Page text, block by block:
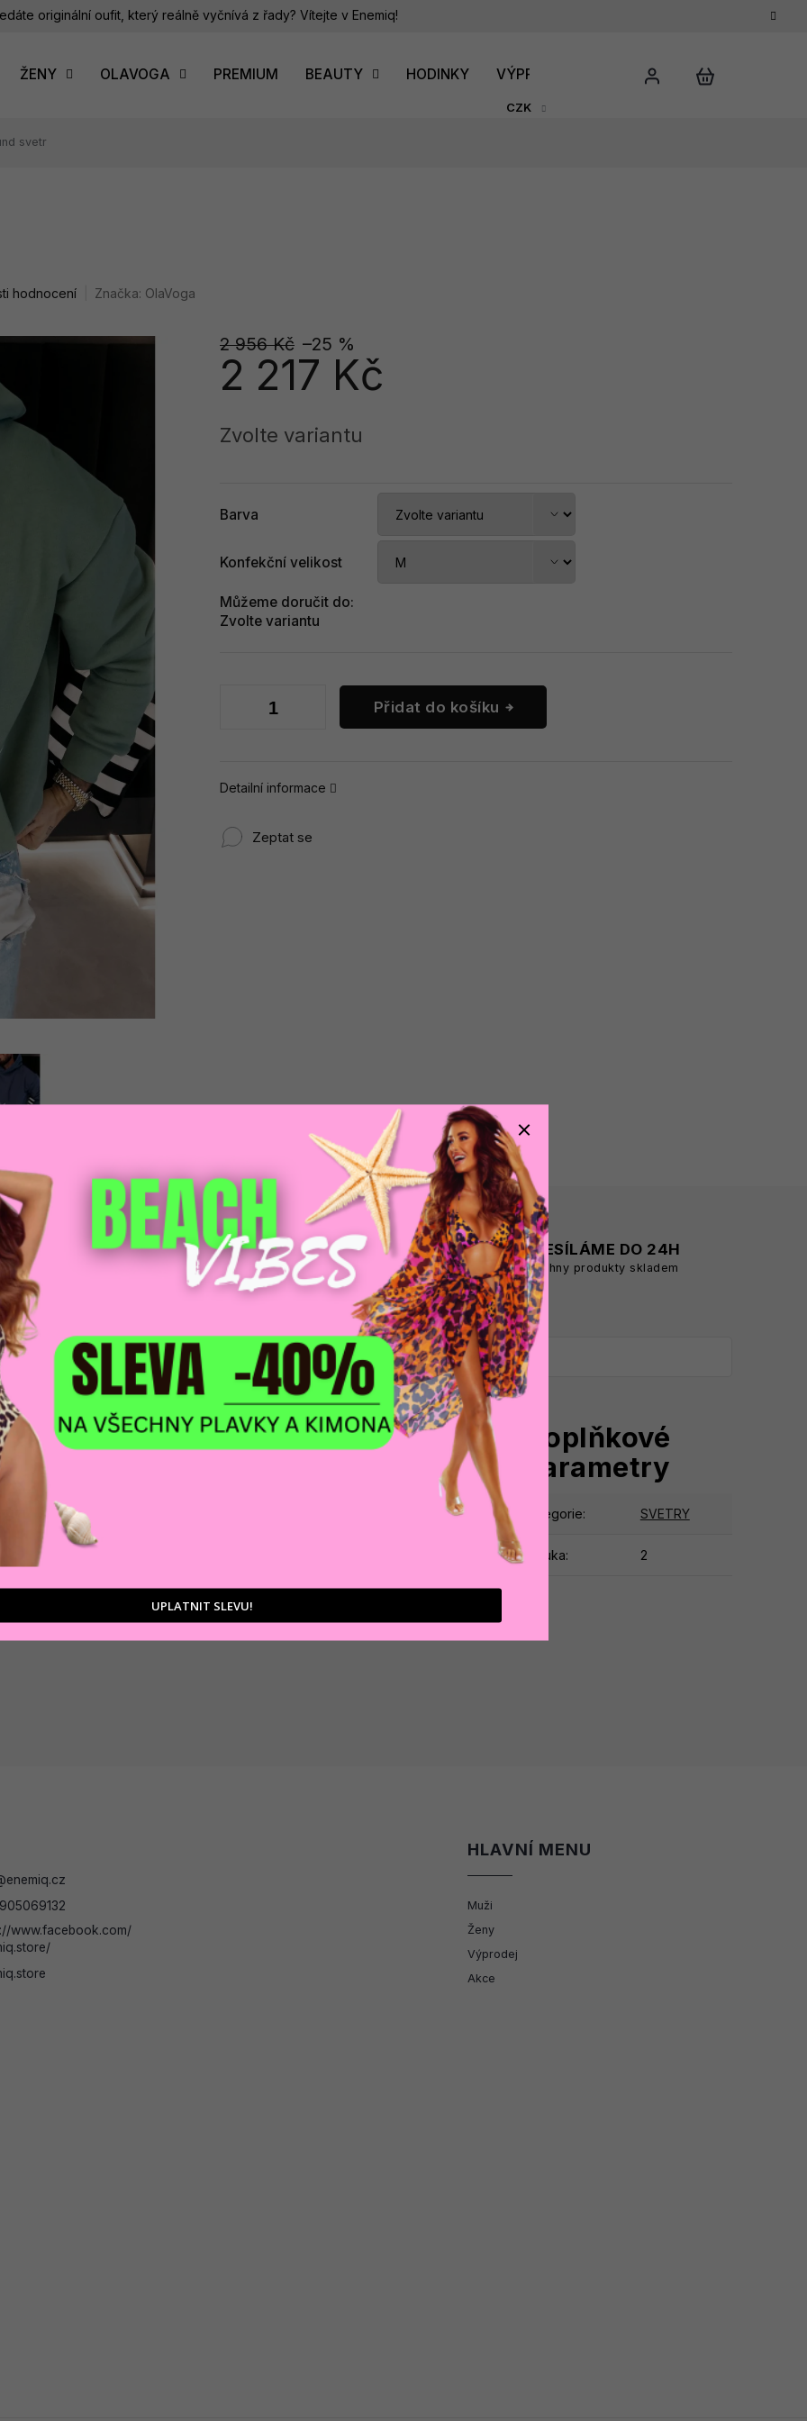
originální oufit, který reálně vyčnívá z řady? Vítejte v Enemiq!
CZK
ŽENY OLAVOGA PREMIUM BEAUTY HODINKY VÝPRODEJ DÁRKOVÝ POUKAZ
svetr
hodnocení Značka: OlaVoga
2 956 Kč –25 %
2 217 Kč
cena:
Zvolte variantu
Barva
Konfekční velikost
Můžeme doručit do:
Zvolte variantu
Přidat do košíku
Detailní informace
Zeptat se
VÁM
produktů
DOPRAVA ZDARMA
na adresu nebo pobočku
Zásilkovny
ODESÍLÁME DO 24H
všechny produkty skladem
mikina s kapucí vyrobená z měkké, prémiové žerzejové tkaniny je díky svému
zatímco jedinečné detaily ji odlišují od ostatních. Volný, pohodlný střih, který
přední straně. Elastické vložky na manžetách a spodní části mikiny pro dokonalé
ochranu před větrem. Nádherný, ozdobný grafický nápis, který dodává modelu
detailem na kapuci.
Doplňkové
parametry
Kategorie: SVETRY
Záruka: 2
enemiq.cz
www.facebook.com/
HLAVNÍ MENU
Muži
Ženy
Výprodej
Akce
UPLATNIT SLEVU!